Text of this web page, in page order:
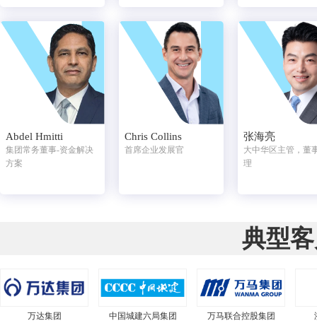
Abdel Hmitti
集团常务董事-资金解决
方案
Chris Collins
首席企业发展官
张海亮
大中华区主管，董
理
典型
万达集团 中国城建六局集团 万马联合控股集团